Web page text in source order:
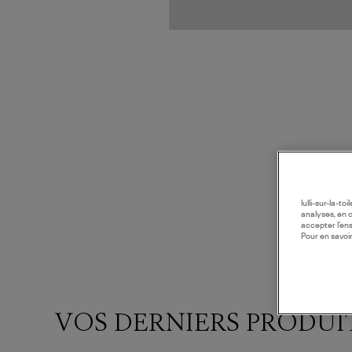
VOS DERNIERS
lulli-sur-la-
analyses, en
accepter
Pour en